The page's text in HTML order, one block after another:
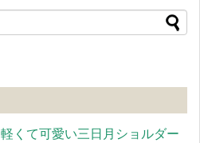
軽くて可愛い三日月ショルダー